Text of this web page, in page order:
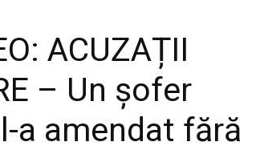
ACUZAȚII
– Un șofer
a amendat fără